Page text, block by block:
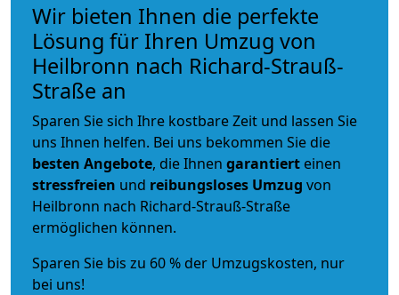
Wir bieten Ihnen die perfekte
Lösung für Ihren Umzug von
Heilbronn nach Richard-Strauß-
Straße an
Sparen Sie sich Ihre kostbare Zeit und lassen Sie
uns Ihnen helfen. Bei uns bekommen Sie die
besten Angebote, die Ihnen garantiert einen
stressfreien und reibungsloses Umzug von
Heilbronn nach Richard-Strauß-Straße
ermöglichen können.
Sparen Sie bis zu 60 % der Umzugskosten, nur
bei uns!